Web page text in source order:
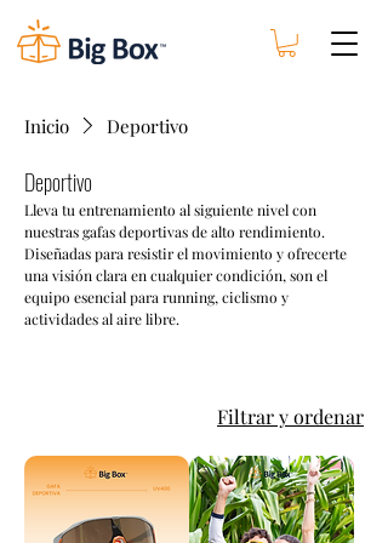
Inicio Deportivo
Deportivo
Lleva tu entrenamiento al siguiente nivel con
nuestras gafas deportivas de alto rendimiento.
Diseñadas para resistir el movimiento y ofrecerte
una visión clara en cualquier condición, son el
equipo esencial para running, ciclismo y
actividades al aire libre.
Filtrar y ordenar